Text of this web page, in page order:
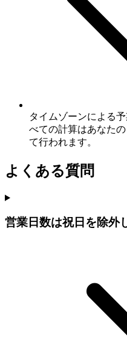
タイムゾーンによる
べての計算はあなた
て行われます。
よくある質問
営業日数は祝日を除外